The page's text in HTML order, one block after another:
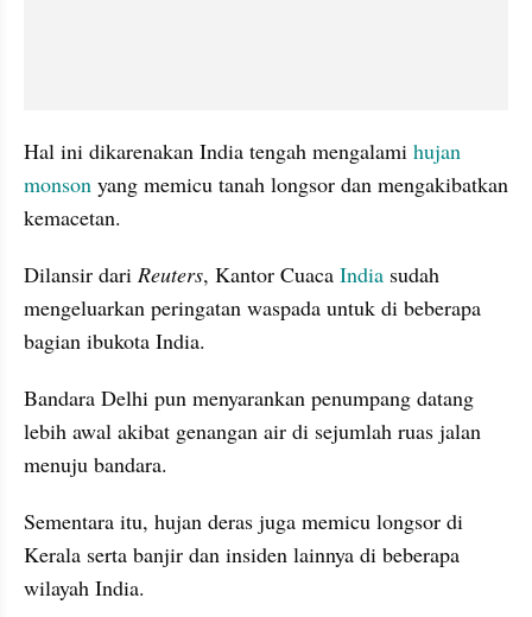
Hal ini dikarenakan India tengah mengalami hujan
monson yang memicu tanah longsor dan mengakibatkan
kemacetan.
Dilansir dari Reuters, Kantor Cuaca India sudah
mengeluarkan peringatan waspada untuk di beberapa
bagian ibukota India.
Bandara Delhi pun menyarankan penumpang datang
lebih awal akibat genangan air di sejumlah ruas jalan
menuju bandara.
Sementara itu, hujan deras juga memicu longsor di
Kerala serta banjir dan insiden lainnya di beberapa
wilayah India.